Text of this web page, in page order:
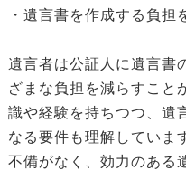
・遺言書を作成する負担
遺言者は公証人に遺言書
ざまな負担を減らすこと
識や経験を持ちつつ、遺
なる要件も理解していま
不備がなく、効力のある